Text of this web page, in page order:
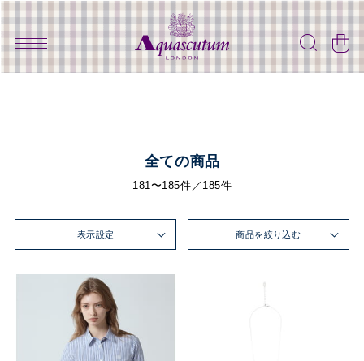
全ての商品
181〜185件／185件
表示設定 商品を絞り込む